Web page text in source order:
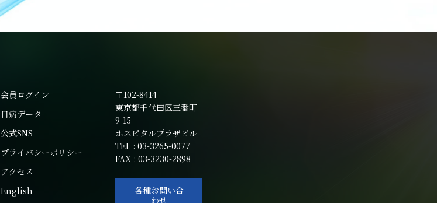
会員ログイン
日病データ
公式SNS
プライバシーポリシー
アクセス
English
〒102-8414
東京都千代田区三番町
9-15
ホスピタルプラザビル
TEL : 03-3265-0077
FAX : 03-3230-2898
各種お問い合
わせ